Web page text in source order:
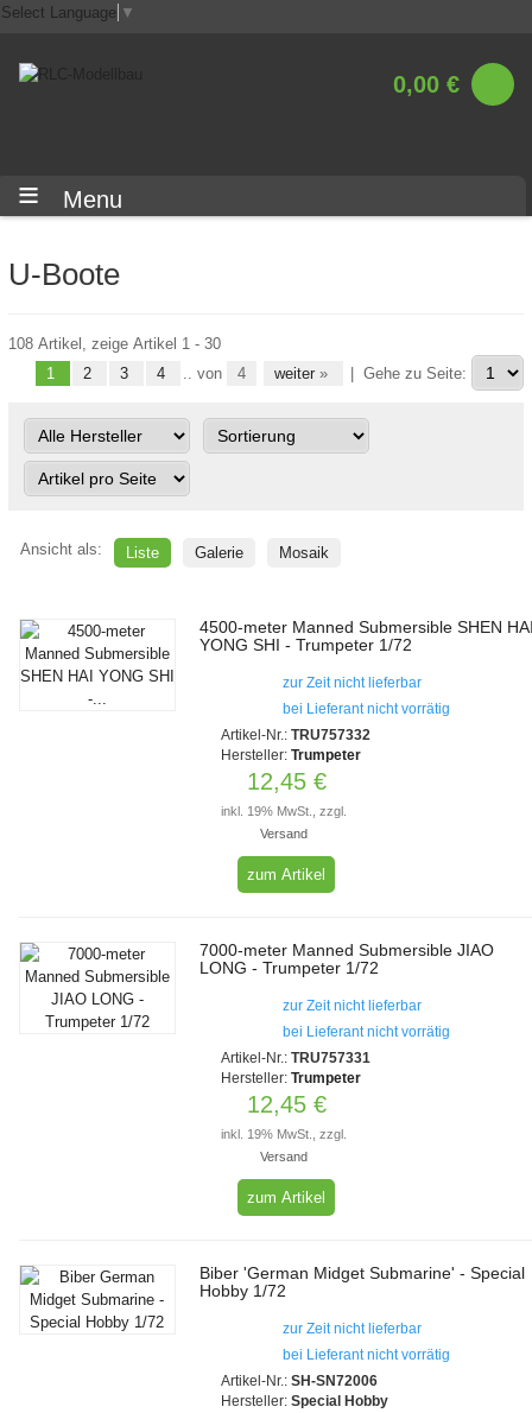
Select Language ▼
0,00 €
Menu
U-Boote
108 Artikel, zeige Artikel 1 - 30
1
2 3 4 .. von 4 weiter » |Gehe zu Seite:
Ansicht als: Liste Galerie Mosaik
4500-meter Manned Submersible SHEN
YONG SHI - Trumpeter 1/72
zur Zeit nicht lieferbar
bei Lieferant nicht vorrätig
Artikel-Nr.: TRU757332
Hersteller: Trumpeter
12,45 €
inkl. 19% MwSt., zzgl.
Versand
zum Artikel
7000-meter Manned Submersible JIAO
LONG - Trumpeter 1/72
zur Zeit nicht lieferbar
bei Lieferant nicht vorrätig
Artikel-Nr.: TRU757331
Hersteller: Trumpeter
12,45 €
inkl. 19% MwSt., zzgl.
Versand
zum Artikel
Biber 'German Midget Submarine' - Special
Hobby 1/72
zur Zeit nicht lieferbar
bei Lieferant nicht vorrätig
Artikel-Nr.: SH-SN72006
Hersteller: Special Hobby